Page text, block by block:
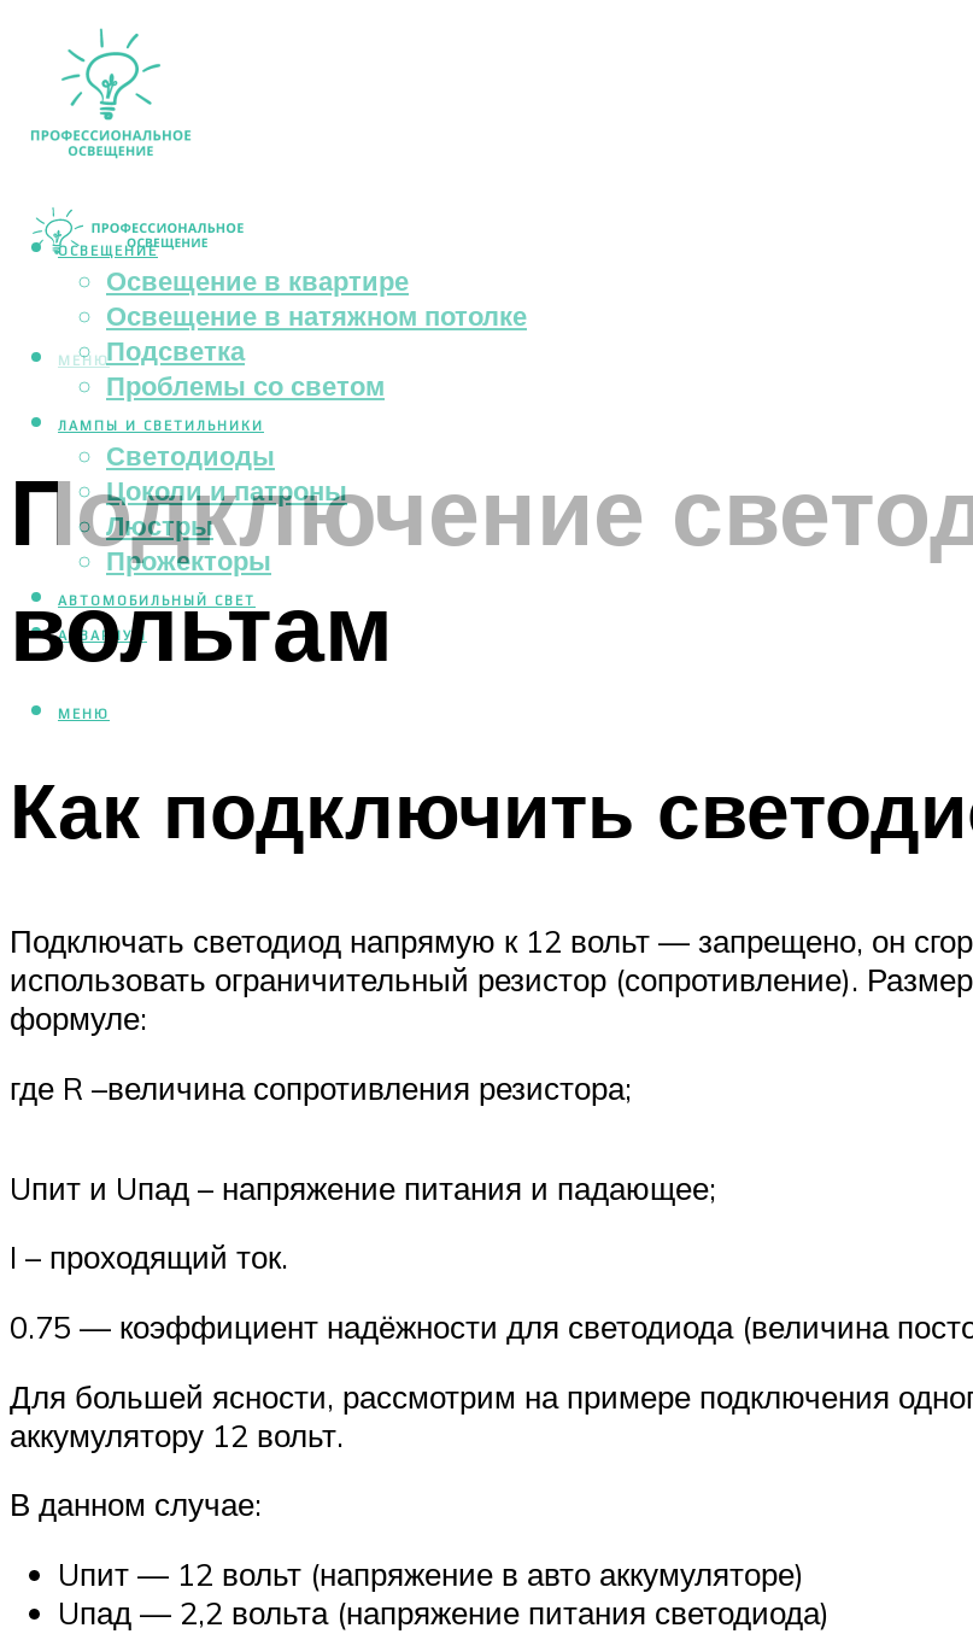
ОСВЕЩЕНИЕ
Освещение в квартире
Освещение в натяжном потолке
Подсветка
Проблемы со светом
ЛАМПЫ И СВЕТИЛЬНИКИ
Светодиоды
Цоколи и патроны
Люстры
Прожекторы
АВТОМОБИЛЬНЫЙ СВЕТ
АКВАРИУМ
МЕНЮ
МЕНЮ
Подключение
вольтам
Как подключить
Подключать светодиод напрямую к 12 вольт — запрещено, он
использовать ограничительный резистор (сопротивление).
формуле:
где R –величина сопротивления резистора;
Uпит и Uпад – напряжение питания и падающее;
I – проходящий ток.
0.75 — коэффициент надёжности для светодиода (величина
Для большей ясности, рассмотрим на примере подключения
аккумулятору 12 вольт.
В данном случае:
Uпит — 12 вольт (напряжение в авто аккумуляторе)
Uпад — 2,2 вольта (напряжение питания светодиода)